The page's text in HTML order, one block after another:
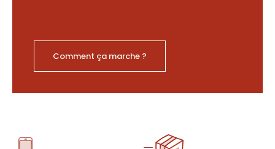
Comment ça marche ?